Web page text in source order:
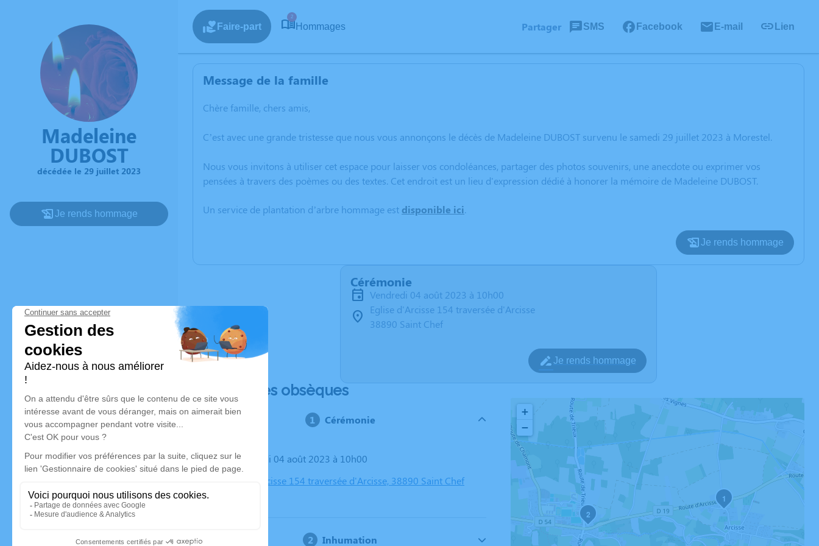
Madeleine
DUBOST
décédée le 29 juillet 2023
Je rends hommage
Faire-part
2
Hommages Partager SMS Facebook E-mail Lien
Message de la famille
Chère famille, chers amis,
C’est avec une grande tristesse que nous vous annonçons le décès de Madeleine DUBOST survenu le samedi 29 juillet 2023 à Morestel.
Nous vous invitons à utiliser cet espace pour laisser vos condoléances, partager des photos souvenirs, une anecdote ou exprimer vos
pensées à travers des poèmes ou des textes. Cet endroit est un lieu d'expression dédié à honorer la mémoire de Madeleine DUBOST.
Un service de plantation d’arbre hommage est disponible ici.
Je rends hommage
Cérémonie
vendredi 04 août 2023 à 10h00
Eglise d'Arcisse 154 traversée d'Arcisse
38890 Saint Chef
Je rends hommage
Déroulé des obsèques
Cérémonie
Le vendredi 04 août 2023 à 10h00
Eglise d'Arcisse 154 traversée d'Arcisse, 38890 Saint Chef
Inhumation
1
2
+
−